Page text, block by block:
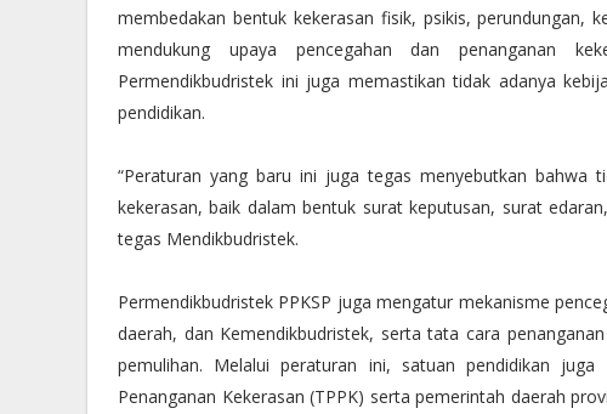
membedakan bentuk kekerasan fisik, psikis, perundungan,
mendukung upaya pencegahan dan penanganan
Permendikbudristek ini juga memastikan tidak adanya
pendidikan.
“Peraturan yang baru ini juga tegas menyebutkan bahwa
kekerasan, baik dalam bentuk surat keputusan, surat
tegas Mendikbudristek.
Permendikbudristek PPKSP juga mengatur mekanisme
daerah, dan Kemendikbudristek, serta tata cara
pemulihan. Melalui peraturan ini, satuan pendidikan
Penanganan Kekerasan (TPPK) serta pemerintah daerah